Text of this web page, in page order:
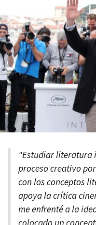
"Estudiar literatura
proceso creativo
con los conceptos
apoya la crítica
me enfrenté a la
colocado un